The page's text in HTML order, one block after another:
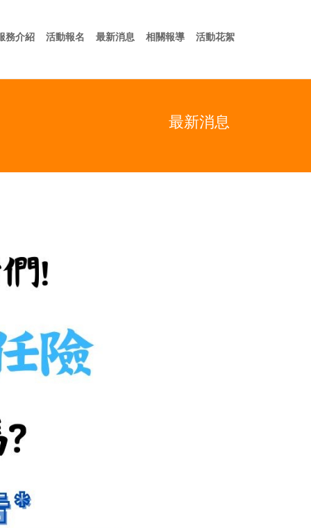
我們
務介紹服務介紹
活動報名 活動報名
最新消息 最新消息
相關報導相關報導
活動花絮活動花絮
最新消息